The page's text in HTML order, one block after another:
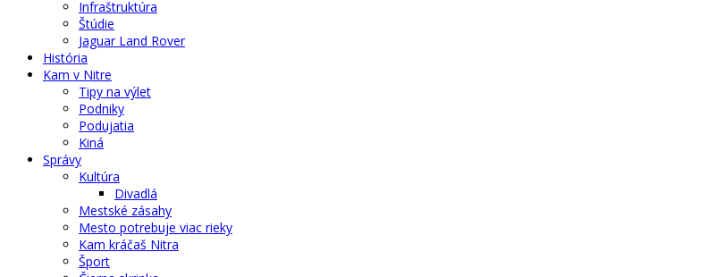
Infraštruktúra
Štúdie
Jaguar Land Rover
História
Kam v Nitre
Tipy na výlet
Podniky
Podujatia
Kiná
Správy
Kultúra
Divadlá
Mestské zásahy
Mesto potrebuje viac rieky
Kam kráčaš Nitra
Šport